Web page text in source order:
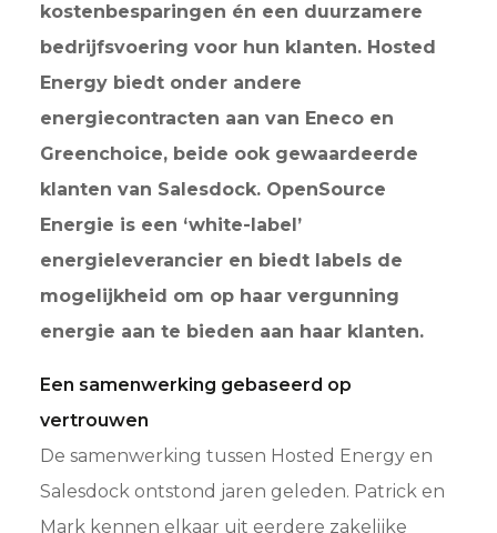
kostenbesparingen én een duurzamere
bedrijfsvoering voor hun klanten. Hosted
Energy biedt onder andere
energiecontracten aan van Eneco en
Greenchoice, beide ook gewaardeerde
klanten van Salesdock. OpenSource
Energie is een ‘white-label’
energieleverancier en biedt labels de
mogelijkheid om op haar vergunning
energie aan te bieden aan haar klanten.
Een samenwerking gebaseerd op
vertrouwen
De samenwerking tussen Hosted Energy en
Salesdock ontstond jaren geleden. Patrick en
Mark kennen elkaar uit eerdere zakelijke